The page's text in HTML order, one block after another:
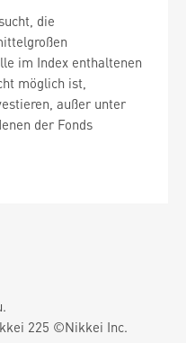
die
im Index enthaltenen
möglich ist,
außer unter
der Fonds
225 ©Nikkei Inc.